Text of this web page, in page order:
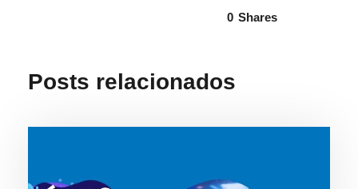
0 Shares
Posts relacionados